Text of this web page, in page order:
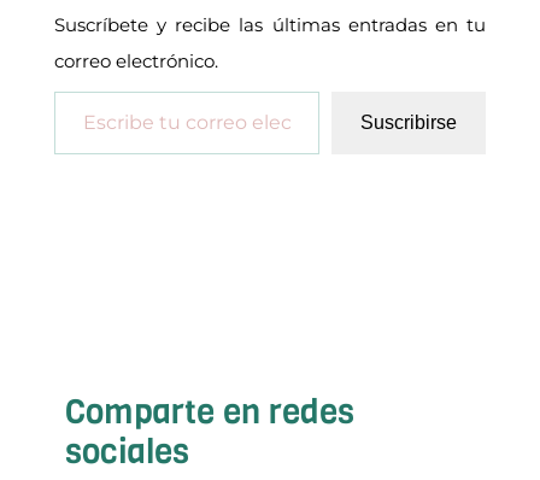
Suscríbete y recibe las últimas entradas en tu
correo electrónico.
Escribe tu correo electrónico…
Suscribirse
Comparte en redes
sociales